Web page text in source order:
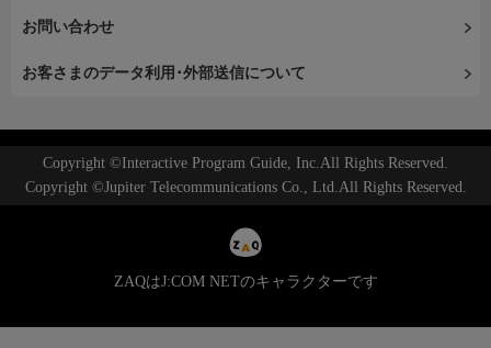
お問い合わせ
お客さまのデータ利用･外部送信について
Copyright ©Interactive Program Guide, Inc.All Rights Reserved.
Copyright ©Jupiter Telecommunications Co., Ltd.All Rights Reserved.
ZAQはJ:COM NETのキャラクターです